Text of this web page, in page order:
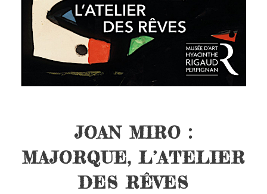
JOAN MIRO :
MAJORQUE, L’ATELIER
DES RÊVES